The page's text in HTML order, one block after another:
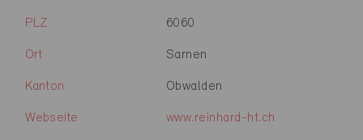
PLZ 6060
Ort Sarnen
Kanton Obwalden
Webseite www.reinhard-ht.ch